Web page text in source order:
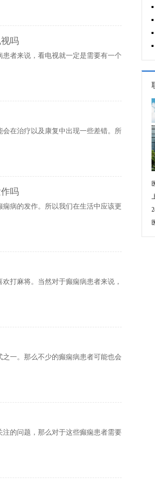
吗
者来说，看电视就一定是需要有一个
在治疗以及康复中出现一些差错。所
吗
病的发作。所以我们在生活中应该更
打麻将。当然对于癫痫病患者来说，
一。那么不少的癫痫病患者可能也会
的问题，那么对于这些癫痫患者需要